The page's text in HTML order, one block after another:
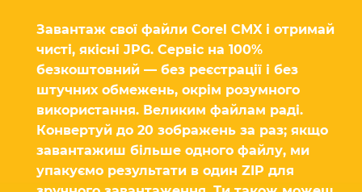
Завантаж свої файли Corel CMX і отримай
чисті, якісні JPG. Сервіс на 100%
безкоштовний — без реєстрації і без
штучних обмежень, окрім розумного
використання. Великим файлам раді.
Конвертуй до 20 зображень за раз; якщо
завантажиш більше одного файлу, ми
упакуємо результати в один ZIP для